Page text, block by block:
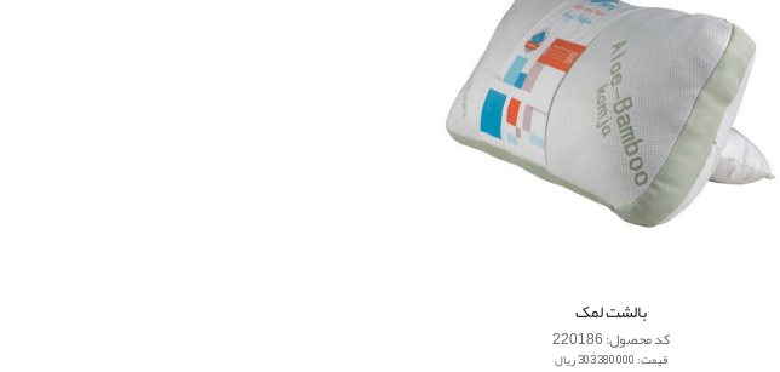
بالشت لمک
کد محصول: 220186
قیمت: 303,380,000 ریال